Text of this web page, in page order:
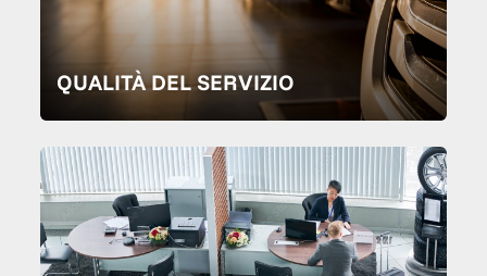
QUALITÀ DEL SERVIZIO